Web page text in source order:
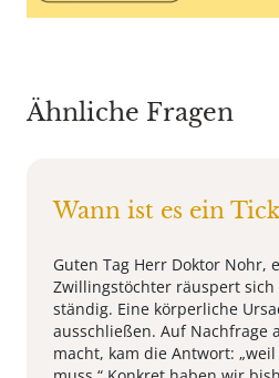
Ähnliche Fragen
Wann ist es ein
Guten Tag Herr Doktor Nohr,
Zwillingstöchter räuspert sich
ständig. Eine körperliche
ausschließen. Auf Nachfrage
macht, kam die Antwort: